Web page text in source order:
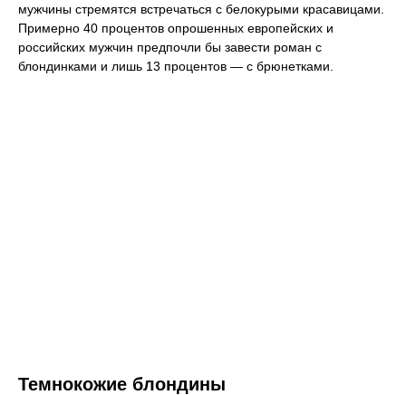
мужчины стремятся встречаться с белокурыми красавицами.
Примерно 40 процентов опрошенных европейских и
российских мужчин предпочли бы завести роман с
блондинками и лишь 13 процентов — с брюнетками.
Темнокожие блондины